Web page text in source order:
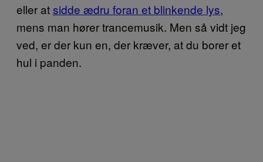
eller atsidde ædru foran et blinkende lys,
mens man hører trancemusik. Men så vidt jeg
ved, er der kun en, der kræver, at du borer et
hul i panden.